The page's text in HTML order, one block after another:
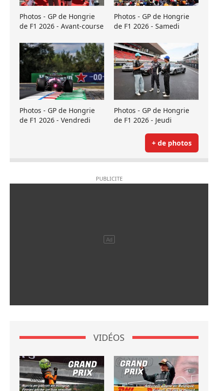
Photos - GP de Hongrie
de F1 2026 - Avant-course
Photos - GP de Hongrie
de F1 2026 - Samedi
Photos - GP de Hongrie
de F1 2026 - Vendredi
Photos - GP de Hongrie
de F1 2026 - Jeudi
+ de photos
VIDÉOS